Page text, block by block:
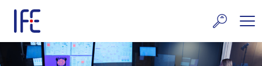
content
og tjenester